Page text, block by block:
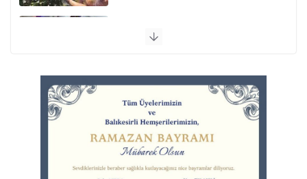
Otomobil Şarampole Devrildi
Balıkesirspor Sevdası İçin
Memleket Tek Yürek
6 Ağustos 2026 Perşembe, 11:51
Büyükşehir’den Kepsut’a Yatırım